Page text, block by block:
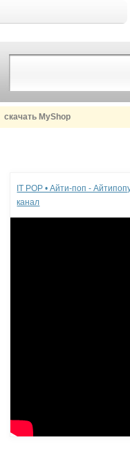
скачать MyShop
IT POP • Айти-поп -
канал